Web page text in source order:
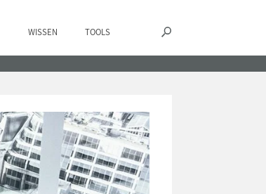
WISSEN TOOLS